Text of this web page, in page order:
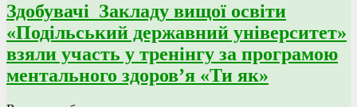
Здобувачі Закладу вищої освіти
«Подільський державний університет»
взяли участь у тренінгу за програмою
ментального здоров’я «Ти як»